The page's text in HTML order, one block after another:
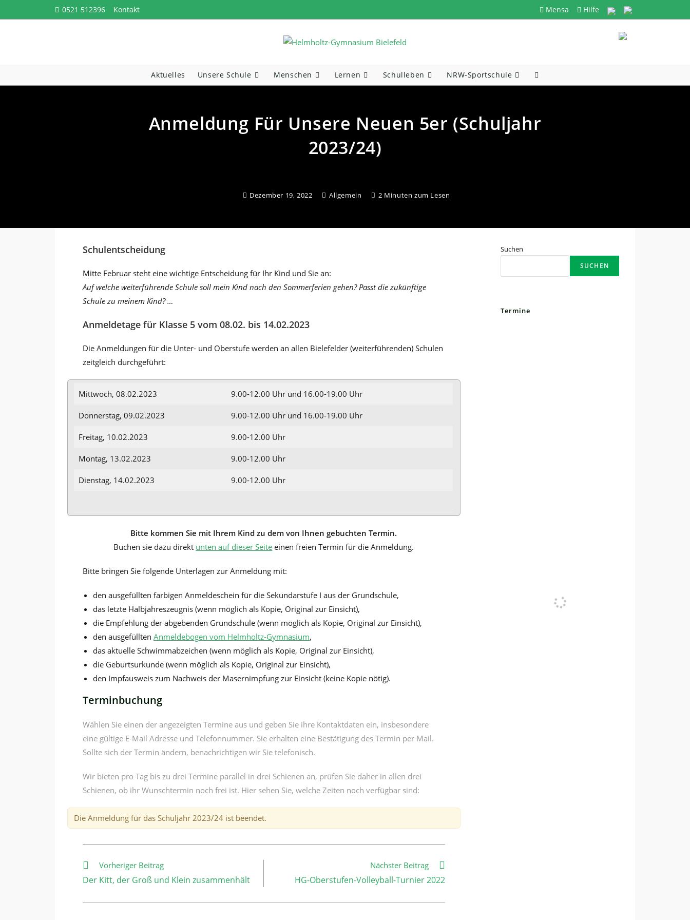
Inhalt
Mensa Hilfe
0521 512396 Kontakt
Aktuelles Unsere Schule Menschen Lernen Schulleben NRW-Sportschule Website-
Anmeldung Für Unsere Neuen 5er (Schuljahr
2023/24)
Dezember 19, 2022 Allgemein 2 Minuten zum Lesen
Schulentscheidung
Mitte Februar steht eine wichtige Entscheidung für Ihr Kind und Sie an:
Auf welche weiterführende Schule soll mein Kind nach den Sommerferien gehen? Passt die zukünftige
Schule zu meinem Kind? …
Anmeldetage für Klasse 5 vom 08.02. bis 14.02.2023
Die Anmeldungen für die Unter- und Oberstufe werden an allen Bielefelder (weiterführenden) Schulen
zeitgleich durchgeführt:
Mittwoch, 08.02.2023 9.00-12.00 Uhr und 16.00-19.00 Uhr
Donnerstag, 09.02.2023 9.00-12.00 Uhr und 16.00-19.00 Uhr
Freitag, 10.02.2023 9.00-12.00 Uhr
Montag, 13.02.2023 9.00-12.00 Uhr
Dienstag, 14.02.2023 9.00-12.00 Uhr
Bitte kommen Sie mit Ihrem Kind zu dem von Ihnen gebuchten Termin.
Buchen sie dazu direkt unten auf dieser Seite einen freien Termin für die Anmeldung.
Bitte bringen Sie folgende Unterlagen zur Anmeldung mit:
den ausgefüllten farbigen Anmeldeschein für die Sekundarstufe I aus der Grundschule,
das letzte Halbjahreszeugnis (wenn möglich als Kopie, Original zur Einsicht),
die Empfehlung der abgebenden Grundschule (wenn möglich als Kopie, Original zur Einsicht),
den ausgefüllten Anmeldebogen vom Helmholtz-Gymnasium,
das aktuelle Schwimmabzeichen (wenn möglich als Kopie, Original zur Einsicht),
die Geburtsurkunde (wenn möglich als Kopie, Original zur Einsicht),
den Impfausweis zum Nachweis der Masernimpfung zur Einsicht (keine Kopie nötig).
Terminbuchung
Wählen Sie einen der angezeigten Termine aus und geben Sie ihre Kontaktdaten ein, insbesondere
eine gültige E-Mail Adresse und Telefonnummer. Sie erhalten eine Bestätigung des Termin per Mail.
Sollte sich der Termin ändern, benachrichtigen wir Sie telefonisch.
Wir bieten pro Tag bis zu drei Termine parallel in drei Schienen an, prüfen Sie daher in allen drei
Schienen, ob ihr Wunschtermin noch frei ist. Hier sehen Sie, welche Zeiten noch verfügbar sind:
Die Anmeldung für das Schuljahr 2023/24 ist beendet.
Weitere
ansehen
Vorheriger Beitrag
Der Kitt, der Groß und Klein zusammenhält
Nächster Beitrag
HG-Oberstufen-Volleyball-Turnier 2022
Suchen
SUCHEN
Termine